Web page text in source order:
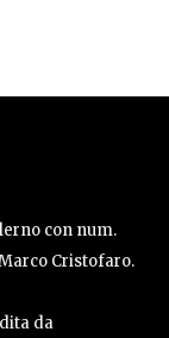
con num.
Cristofaro.
da